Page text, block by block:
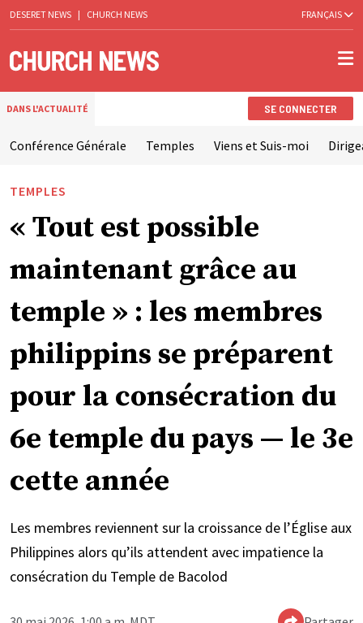
DESERET NEWS | CHURCH NEWS FRANÇAIS
DANS L'ACTUALITÉ SE CONNECTER
Conférence Générale Temples Viens et Suis-moi
TEMPLES
« Tout est possible
maintenant grâce au
temple » : les membres
philippins se préparent
pour la consécration du
6e temple du pays — le 3e
cette année
Les membres reviennent sur la croissance de l’Église aux
Philippines alors qu’ils attendent avec impatience la
consécration du Temple de Bacolod